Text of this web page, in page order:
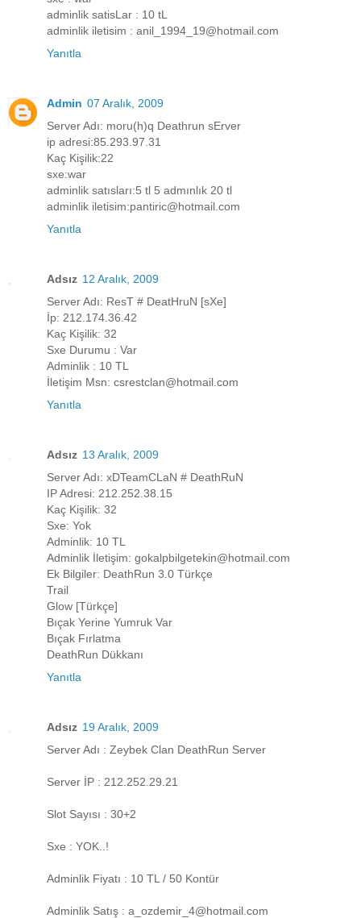
adminlik satisLar : 10 tL
adminlik iletisim : anil_1994_19@hotmail.com
Yanıtla
Admin 07 Aralık, 2009
Server Adı: moru(h)q Deathrun sErver
ip adresi:85.293.97.31
Kaç Kişilik:22
sxe:war
adminlik satısları:5 tl 5 admınlık 20 tl
adminlik iletisim:pantiric@hotmail.com
Yanıtla
Adsız 12 Aralık, 2009
Server Adı: ResT # DeatHruN [sXe]
İp: 212.174.36.42
Kaç Kişilik: 32
Sxe Durumu : Var
Adminlik : 10 TL
İletişim Msn: csrestclan@hotmail.com
Yanıtla
Adsız 13 Aralık, 2009
Server Adı: xDTeamCLaN # DeathRuN
IP Adresi: 212.252.38.15
Kaç Kişilik: 32
Sxe: Yok
Adminlik: 10 TL
Adminlik İletişim: gokalpbilgetekin@hotmail.com
Ek Bilgiler: DeathRun 3.0 Türkçe
Trail
Glow [Türkçe]
Bıçak Yerine Yumruk Var
Bıçak Fırlatma
DeathRun Dükkanı
Yanıtla
Adsız 19 Aralık, 2009
Server Adı : Zeybek Clan DeathRun Server
Server İP : 212.252.29.21
Slot Sayısı : 30+2
Sxe : YOK..!
Adminlik Fiyatı : 10 TL / 50 Kontür
Adminlik Satış : a_ozdemir_4@hotmail.com